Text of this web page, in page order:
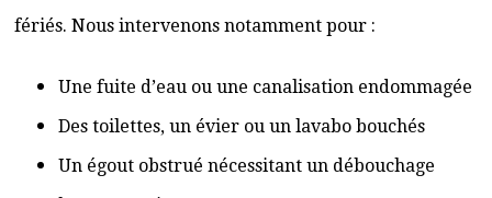
fériés. Nous intervenons notamment pour :
Une fuite d’eau ou une canalisation endommagée
Des toilettes, un évier ou un lavabo bouchés
Un égout obstrué nécessitant un débouchage